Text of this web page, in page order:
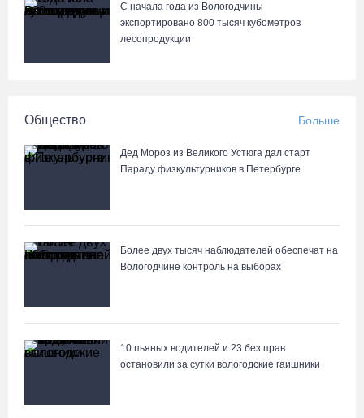
С начала года из Вологодчины
экспортировано 800 тысяч кубометров
лесопродукции
Общество Больше
Дед Мороз из Великого Устюга дал старт
Параду физкультурников в Петербурге
Более двух тысяч наблюдателей обеспечат на
Вологодчине контроль на выборах
10 пьяных водителей и 23 без прав
остановили за сутки вологодские гаишники